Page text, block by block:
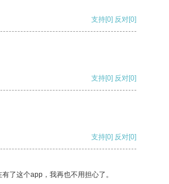
支持[0] 反对[0]
支持[0] 反对[0]
支持[0] 反对[0]
了这个app，我再也不用担心了。